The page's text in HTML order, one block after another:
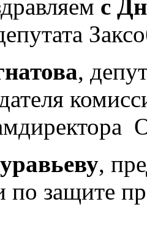
с
,
,
по защите